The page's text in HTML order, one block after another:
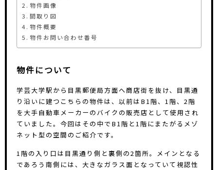
物件画像
間取り図
物件概要
物件お問い合わせ番号
物件について
学芸大学駅から目黒郵便局方面へ商店街を抜け、目黒通
り沿いに建つこちらの物件は、以前はB1階、1階、2階
を大手自動車メーカーのバイクの販売店として使用され
ていました。今回はその中でB1階と1階にまたがるメゾ
ネット型の空間のご紹介です。
1階の入り口は目黒通り側と裏側の2箇所。メインとなる
であろう南側には、大きなガラス面となっていて視認性